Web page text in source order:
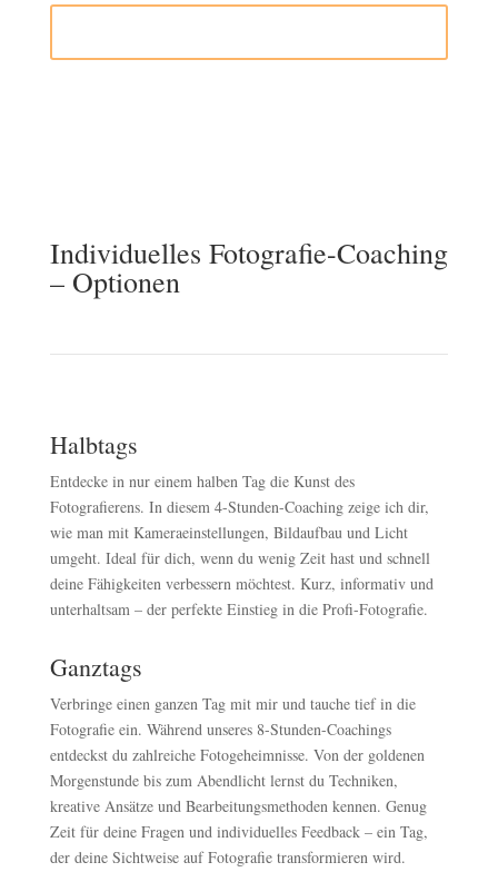
Individuelles Fotografie-Coaching
– Optionen
Halbtags
Entdecke in nur einem halben Tag die Kunst des
Fotografierens. In diesem 4-Stunden-Coaching zeige ich dir,
wie man mit Kameraeinstellungen, Bildaufbau und Licht
umgeht. Ideal für dich, wenn du wenig Zeit hast und schnell
deine Fähigkeiten verbessern möchtest. Kurz, informativ und
unterhaltsam – der perfekte Einstieg in die Profi-Fotografie.
Ganztags
Verbringe einen ganzen Tag mit mir und tauche tief in die
Fotografie ein. Während unseres 8-Stunden-Coachings
entdeckst du zahlreiche Fotogeheimnisse. Von der goldenen
Morgenstunde bis zum Abendlicht lernst du Techniken,
kreative Ansätze und Bearbeitungsmethoden kennen. Genug
Zeit für deine Fragen und individuelles Feedback – ein Tag,
der deine Sichtweise auf Fotografie transformieren wird.